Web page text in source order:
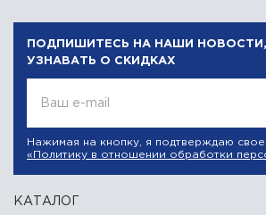
ПОДПИШИТЕСЬ НА НАШИ
УЗНАВАТЬ О СКИДКАХ
Ваш e-mail
Нажимая на кнопку, я подтверждаю свое
«Политику в отношении обработки
КАТАЛОГ